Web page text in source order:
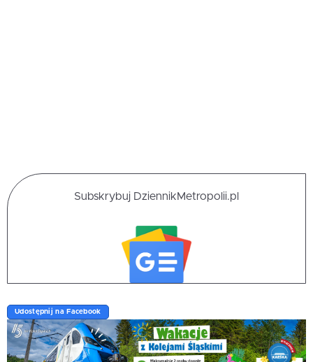
Subskrybuj DziennikMetropolii.pl
Udostępnij na Facebook